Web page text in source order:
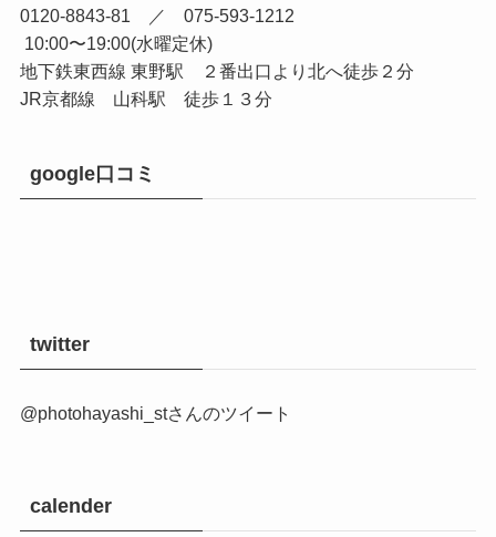
0120-8843-81 ／ 075-593-1212
10:00〜19:00(水曜定休)
地下鉄東西線 東野駅 ２番出口より北へ徒歩２分
JR京都線 山科駅 徒歩１３分
google口コミ
twitter
@photohayashi_stさんのツイート
calender